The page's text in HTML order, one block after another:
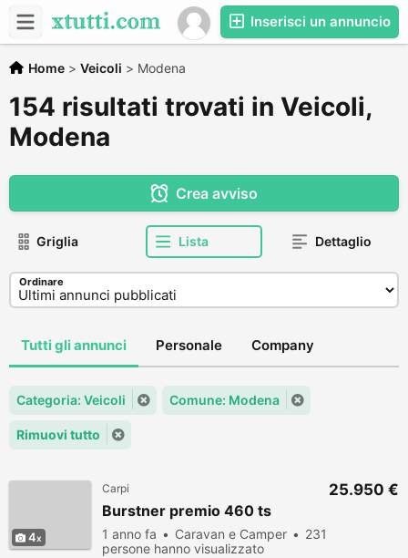
Inserisci un annuncio
Home > Veicoli > Modena
154 risultati trovati in Veicoli,
Modena
Crea avviso
Griglia Lista Dettaglio
Ordinare
Tutti gli annunci Personale Company
Categoria: Veicoli Comune: Modena
Rimuovi tutto
4
Carpi
Burstner premio 460 ts
1 anno fa Caravan e Camper
231
persone hanno visualizzato
25.950 €